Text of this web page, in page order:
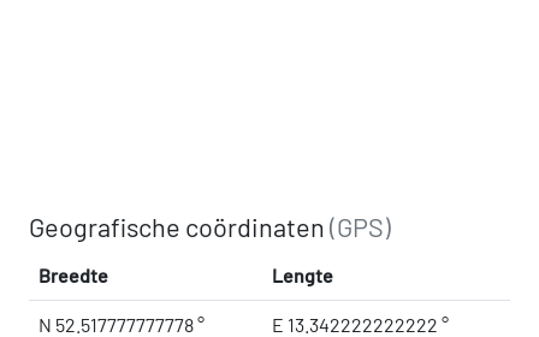
Geografische coördinaten(GPS)
Breedte Lengte
N 52.517777777778 ° E 13.342222222222 °